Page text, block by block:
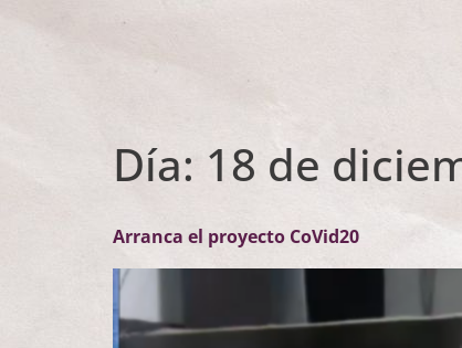
Día: 18 de
Arranca el proyecto CoVid20